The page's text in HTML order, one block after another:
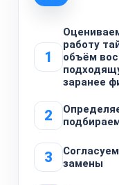
1
работу
объём
заранее
2
3
замены